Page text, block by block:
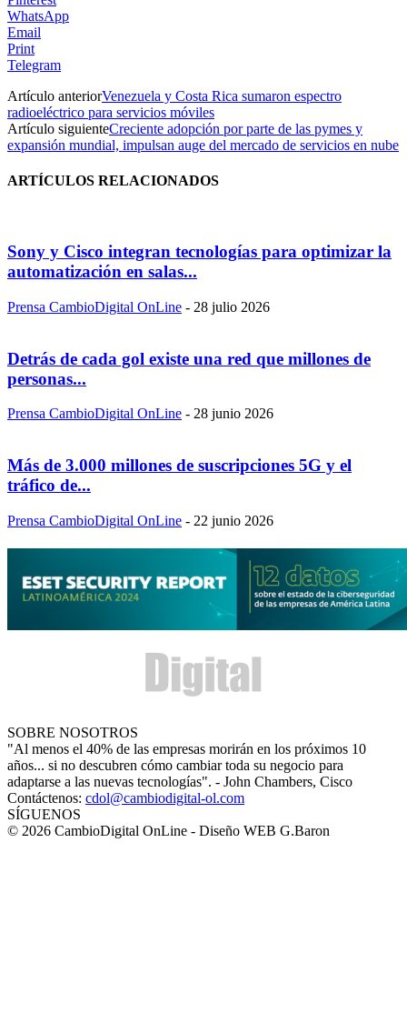
WhatsApp
Email
Print
Telegram
Artículo anteriorVenezuela y Costa Rica sumaron espectro
radioeléctrico para servicios móviles
Artículo siguienteCreciente adopción por parte de las pymes y
expansión mundial, impulsan auge del mercado de servicios en nube
ARTÍCULOS RELACIONADOS
Sony y Cisco integran tecnologías para optimizar la
automatización en salas...
Prensa CambioDigital OnLine - 28 julio 2026
Detrás de cada gol existe una red que millones de
personas...
Prensa CambioDigital OnLine - 28 junio 2026
Más de 3.000 millones de suscripciones 5G y el
tráfico de...
Prensa CambioDigital OnLine - 22 junio 2026
SOBRE NOSOTROS
"Al menos el 40% de las empresas morirán en los próximos 10
años... si no descubren cómo cambiar toda su negocio para
adaptarse a las nuevas tecnologías". - John Chambers, Cisco
Contáctenos: cdol@cambiodigital-ol.com
SÍGUENOS
© 2026 CambioDigital OnLine - Diseño WEB G.Baron